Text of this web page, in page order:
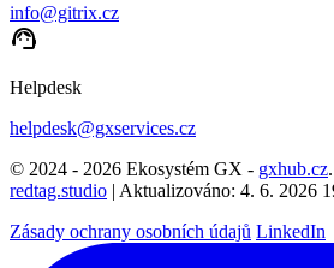
info@gitrix.cz
support_agent
Helpdesk
helpdesk@gxservices.cz
© 2024 - 2026 Ekosystém GX - gxhub.cz
redtag.studio | Aktualizováno: 4. 6. 2026
Zásady ochrany osobních údajů LinkedIn